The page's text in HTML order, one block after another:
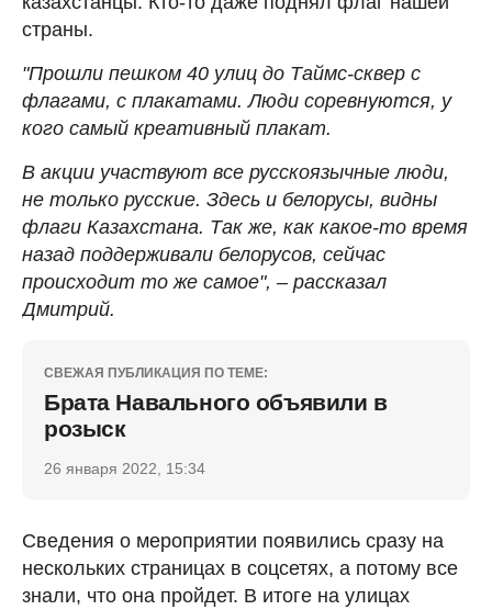
страны.
"Прошли пешком 40 улиц до Таймс-сквер с
флагами, с плакатами. Люди соревнуются, у
кого самый креативный плакат.
В акции участвуют все русскоязычные люди,
не только русские. Здесь и белорусы, видны
флаги Казахстана. Так же, как какое-то время
назад поддерживали белорусов, сейчас
происходит то же самое", – рассказал
Дмитрий.
СВЕЖАЯ ПУБЛИКАЦИЯ ПО ТЕМЕ:
Брата Навального объявили в
розыск
26 января 2022, 15:34
Сведения о мероприятии появились сразу на
нескольких страницах в соцсетях, а потому все
знали, что она пройдет. В итоге на улицах